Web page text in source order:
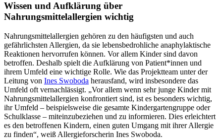
Wissen und Aufklärung über
Nahrungsmittelallergien wichtig
Nahrungsmittelallergien gehören zu den häufigsten und auch
gefährlichsten Allergien, da sie lebensbedrohliche anaphylaktische
Reaktionen hervorrufen können. Vor allem Kinder sind davon
betroffen. Deshalb spielt die Aufklärung von Patient*innen und
ihrem Umfeld eine wichtige Rolle. Wie das Projektteam unter der
Leitung von Ines Swoboda herausfand, wird insbesondere das
Umfeld oft vernachlässigt. „Vor allem wenn sehr junge Kinder mit
Nahrungsmittelallergien konfrontiert sind, ist es besonders wichtig,
ihr Umfeld – beispielsweise die gesamte Kindergartengruppe oder
Schulklasse – miteinzubeziehen und zu informieren. Dies erleichtert
es den betroffenen Kindern, einen guten Umgang mit ihrer Allergie
zu finden“, weiß Allergieforscherin Ines Swoboda.